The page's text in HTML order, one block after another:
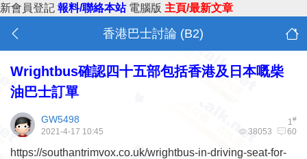
新會員登記 報料/聯絡本站 電腦版 主頁/最新文章
香港巴士討論 (B2)
Wrightbus確認四十五部包括香港及日本嘅柴
油巴士訂單
1#
GW5498
38053 60
2021-4-17 10:45
https://southantrimvox.co.uk/wrightbus-in-driving-seat-for-